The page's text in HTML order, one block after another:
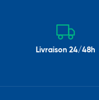
Livraison 24/48h